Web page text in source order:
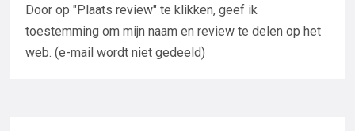
Door op "Plaats review" te klikken, geef ik
toestemming om mijn naam en review te delen op het
web. (e-mail wordt niet gedeeld)